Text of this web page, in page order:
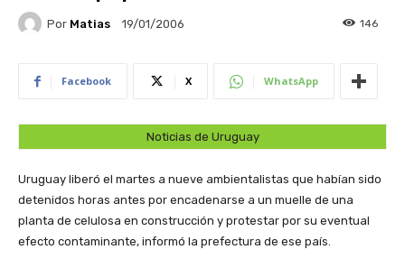
Por Matias 19/01/2006 146
Facebook X WhatsApp
Noticias de Uruguay
Uruguay liberó el martes a nueve ambientalistas que habían sido
detenidos horas antes por encadenarse a un muelle de una
planta de celulosa en construcción y protestar por su eventual
efecto contaminante, informó la prefectura de ese país.